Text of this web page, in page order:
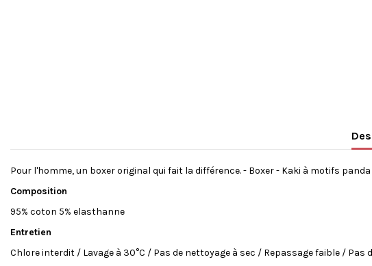
Pour l'homme, un boxer original qui fait la différence. - Boxer - Kaki à motifs
Composition
95% coton 5% elasthanne
Entretien
Chlore interdit / Lavage à 30°C / Pas de nettoyage à sec / Repassage faible / Pas